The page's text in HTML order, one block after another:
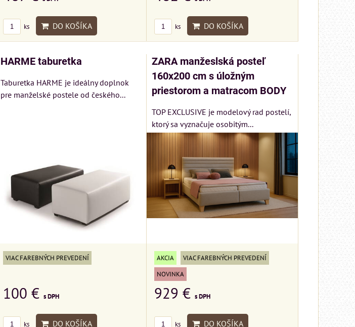
ks DO KOŠÍKA ks DO KOŠÍKA
HARME taburetka
Taburetka HARME je ideálny doplnok
pre manželské postele od českého...
VIAC FAREBNÝCH PREVEDENÍ
100 € s DPH
ks DO KOŠÍKA
ZARA manžeslská posteľ
160x200 cm s úložným
priestorom a matracom BODY
TOP EXCLUSIVE je modelový rad postelí,
ktorý sa vyznačuje osobitým...
AKCIA
VIAC FAREBNÝCH PREVEDENÍ
NOVINKA
929 €s DPH
ks DO KOŠÍKA